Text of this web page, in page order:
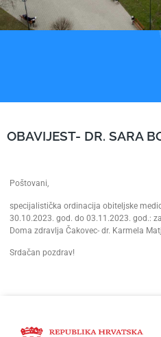
OBAVIJEST- DR. SARA
Poštovani,
specijalistička ordinacija obiteljske
30.10.2023. god. do 03.11.2023. god.:
Doma zdravlja Čakovec- dr. Karmela
Srdačan pozdrav!